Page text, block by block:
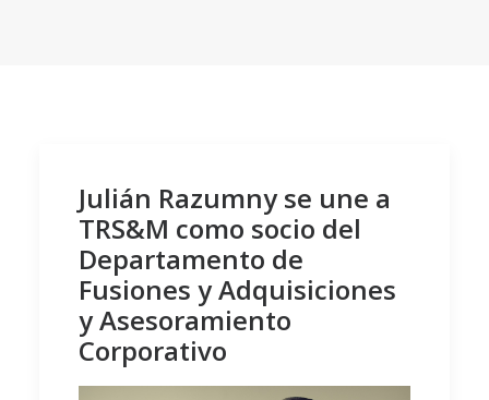
Julián Razumny se une a
TRS&M como socio del
Departamento de
Fusiones y Adquisiciones
y Asesoramiento
Corporativo